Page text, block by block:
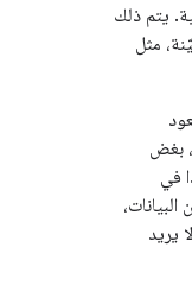
يتم ذلك
مثل
بغض
في
يريد